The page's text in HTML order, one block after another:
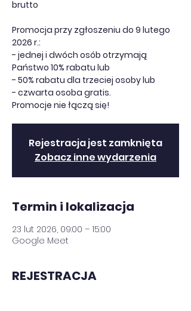
brutto
Promocja przy zgłoszeniu do 9 lutego
2026 r.:
- jednej i dwóch osób otrzymają
Państwo 10% rabatu lub
- 50% rabatu dla trzeciej osoby lub
- czwarta osoba gratis.
Promocje nie łączą się!
Rejestracja jest zamknięta
Zobacz inne wydarzenia
Termin i lokalizacja
23 lut 2026, 09:00 – 15:00
Google Meet
REJESTRACJA